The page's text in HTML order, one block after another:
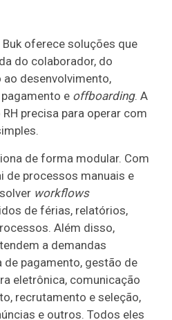
oferece soluções que
do colaborador, do
desenvolvimento,
e offboarding. A
precisa para operar com
de forma modular. Com
de processos manuais e
workflows
de férias, relatórios,
Além disso,
a demandas
pagamento, gestão de
eletrônica, comunicação
recrutamento e seleção,
e outros. Todos eles